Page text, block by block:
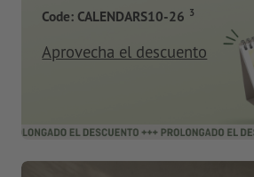
Code: CALENDARS10-26 3
Aprovecha el descuento